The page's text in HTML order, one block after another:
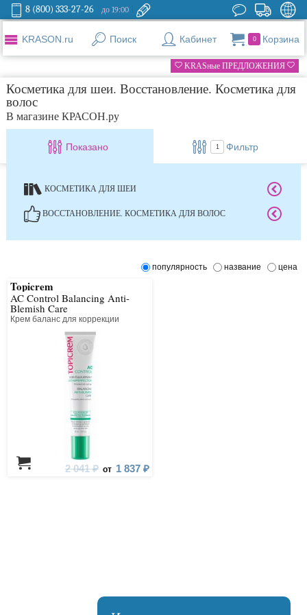
8 (800) 333-27-26 до 19:00
KRASON.ru Поиск Кабинет 0 Корзина
KRASные ПРЕДЛОЖЕНИЯ
Косметика для шеи. Восстановление. Косметика для
волос
В магазине КРАСОН.ру
Показано 1 Фильтр
КОСМЕТИКА ДЛЯ ШЕИ
ВОССТАНОВЛЕНИЕ. КОСМЕТИКА ДЛЯ ВОЛОС
популярность название цена
Topicrem
AC Control Balancing Anti-
Blemish Care
Крем баланс для коррекции
2 041 ₽ от 1 837 ₽